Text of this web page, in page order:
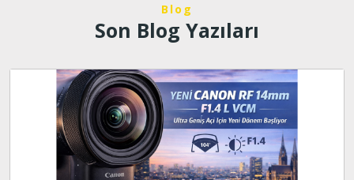
Blog
Son Blog Yazıları